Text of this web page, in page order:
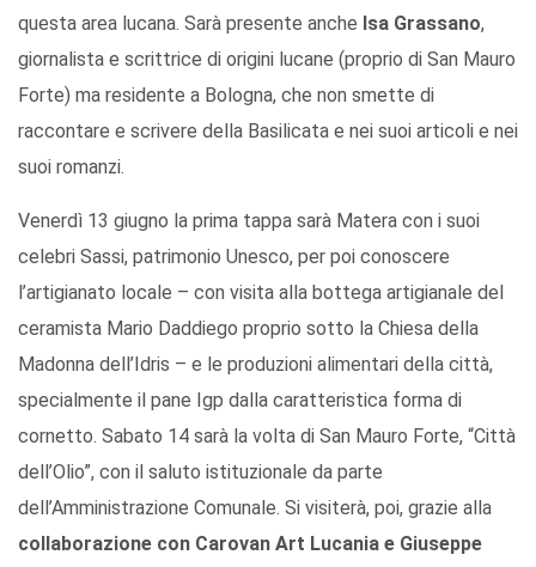
questa area lucana. Sarà presente anche Isa Grassano,
giornalista e scrittrice di origini lucane (proprio di San Mauro
Forte) ma residente a Bologna, che non smette di
raccontare e scrivere della Basilicata e nei suoi articoli e nei
suoi romanzi.
Venerdì 13 giugno la prima tappa sarà Matera con i suoi
celebri Sassi, patrimonio Unesco, per poi conoscere
l’artigianato locale – con visita alla bottega artigianale del
ceramista Mario Daddiego proprio sotto la Chiesa della
Madonna dell’Idris – e le produzioni alimentari della città,
specialmente il pane Igp dalla caratteristica forma di
cornetto. Sabato 14 sarà la volta di San Mauro Forte, “Città
dell’Olio”, con il saluto istituzionale da parte
dell’Amministrazione Comunale. Si visiterà, poi, grazie alla
collaborazione con Carovan Art Lucania e Giuseppe